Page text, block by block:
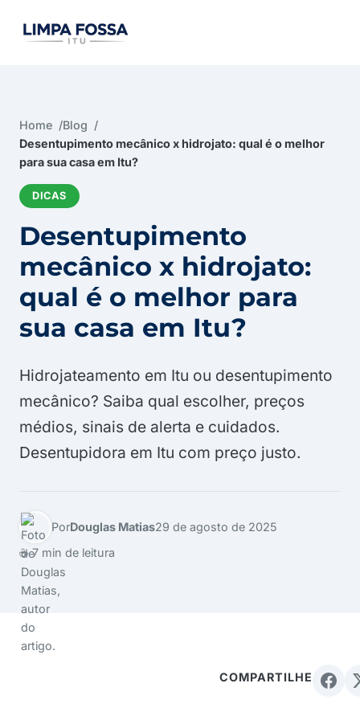
Home
Blog
Desentupimento mecânico x hidrojato: qual é o melhor
para sua casa em Itu?
DICAS
Desentupimento
mecânico x hidrojato:
qual é o melhor para
sua casa em Itu?
Hidrojateamento em Itu ou desentupimento
mecânico? Saiba qual escolher, preços
médios, sinais de alerta e cuidados.
Desentupidora em Itu com preço justo.
PorDouglas Matias29 de agosto de 2025
☕ 7 min de leitura
COMPARTILHE